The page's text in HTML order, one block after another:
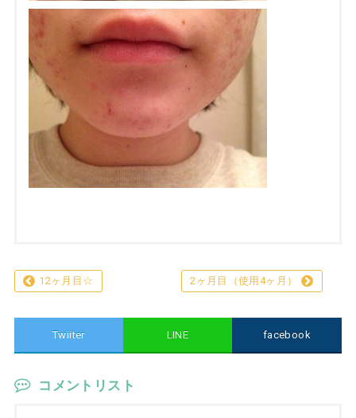
12ヶ月目☆ 2ヶ月目（使用4ヶ月）
Twiiter LINE facebook
コメントリスト